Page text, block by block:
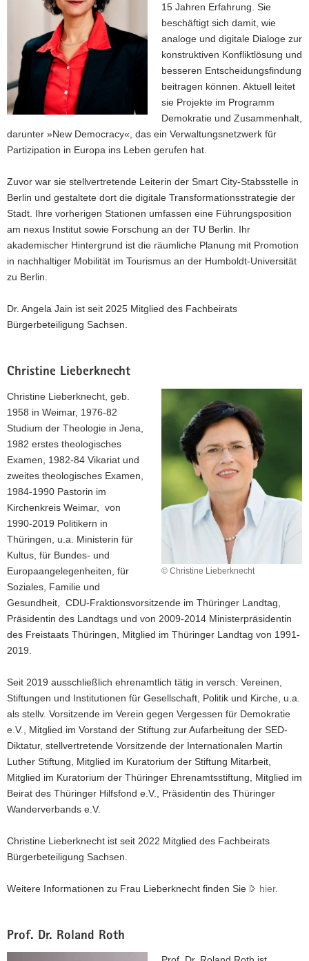
15 Jahren Erfahrung. Sie
beschäftigt sich damit, wie
analoge und digitale Dialoge zur
konstruktiven Konfliktlösung und
besseren Entscheidungsfindung
beitragen können. Aktuell leitet
sie Projekte im Programm
Demokratie und Zusammenhalt,
darunter »New Democracy«, das ein Verwaltungsnetzwerk für
Partizipation in Europa ins Leben gerufen hat.
Zuvor war sie stellvertretende Leiterin der Smart City-Stabsstelle in
Berlin und gestaltete dort die digitale Transformationsstrategie der
Stadt. Ihre vorherigen Stationen umfassen eine Führungsposition
am nexus Institut sowie Forschung an der TU Berlin. Ihr
akademischer Hintergrund ist die räumliche Planung mit Promotion
in nachhaltiger Mobilität im Tourismus an der Humboldt-Universität
zu Berlin.
Dr. Angela Jain ist seit 2025 Mitglied des Fachbeirats
Bürgerbeteiligung Sachsen.
Christine Lieberknecht
© Christine Lieberknecht
Christine Lieberknecht, geb.
1958 in Weimar, 1976-82
Studium der Theologie in Jena,
1982 erstes theologisches
Examen, 1982-84 Vikariat und
zweites theologisches Examen,
1984-1990 Pastorin im
Kirchenkreis Weimar, von
1990-2019 Politikern in
Thüringen, u.a. Ministerin für
Kultus, für Bundes- und
Europaangelegenheiten, für
Soziales, Familie und
Gesundheit, CDU-Fraktionsvorsitzende im Thüringer Landtag,
Präsidentin des Landtags und von 2009-2014 Ministerpräsidentin
des Freistaats Thüringen, Mitglied im Thüringer Landtag von 1991-
2019.
Seit 2019 ausschließlich ehrenamtlich tätig in versch. Vereinen,
Stiftungen und Institutionen für Gesellschaft, Politik und Kirche, u.a.
als stellv. Vorsitzende im Verein gegen Vergessen für Demokratie
e.V., Mitglied im Vorstand der Stiftung zur Aufarbeitung der SED-
Diktatur, stellvertretende Vorsitzende der Internationalen Martin
Luther Stiftung, Mitglied im Kuratorium der Stiftung Mitarbeit,
Mitglied im Kuratorium der Thüringer Ehrenamtsstiftung, Mitglied im
Beirat des Thüringer Hilfsfond e.V., Präsidentin des Thüringer
Wanderverbands e.V.
Christine Lieberknecht ist seit 2022 Mitglied des Fachbeirats
Bürgerbeteiligung Sachsen.
Weitere Informationen zu Frau Lieberknecht finden Sie hier.
Prof. Dr. Roland Roth